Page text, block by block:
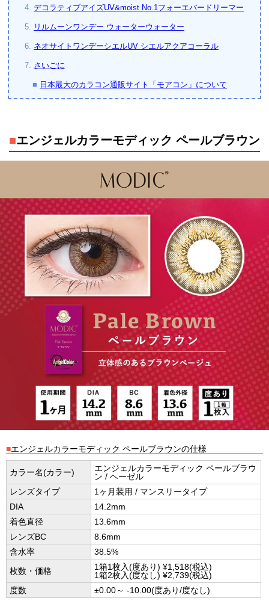
4. デコラティブアイズUV&moist No.1フォーエバードリーマー
5. リルムーンワンデー ウォーターウォーター
6. ネオサイトワンデーシエルUV シエルアクアコーラル
7. さいごに
■ 日本最大のカラコン通販サイト「モアコン」について
■エンジェルカラーモディック ペールブラウン
■エンジェルカラーモディック ペールブラウンの仕様
カラー名(カラー)
エンジェルカラーモディック ペールブラウ
ン / ヘーゼル
レンズタイプ
1ヶ月装用 / マンスリータイプ
DIA
14.2mm
着色直径
13.6mm
レンズBC
8.6mm
含水率
38.5%
枚数・価格
1箱1枚入(度あり) ¥1,518(税込)
1箱2枚入(度なし) ¥2,739(税込)
度数
±0.00～ -10.00(度あり/度なし)